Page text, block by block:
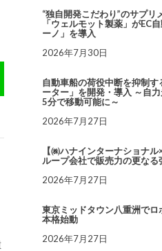
“独自開発こだわり”のサプリ
「ウェルモット製薬」がEC
ーノ」を導入
2026年7月30日
自動車船の荷役中断を抑制
ーター」を開発・導入 ～自
5分で移動可能に～
2026年7月27日
【㈱ハナインターナショナ
ループ会社で販売力の更なる
2026年7月27日
東京ミッドタウン八重洲で
本格始動
2026年7月27日